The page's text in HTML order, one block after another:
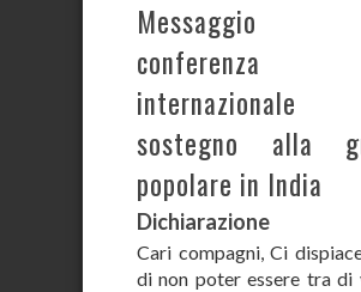
Messaggio
conferenza
sostegno alla
popolare in India
Dichiarazione
Cari compagni, Ci
di non poter essere tra di